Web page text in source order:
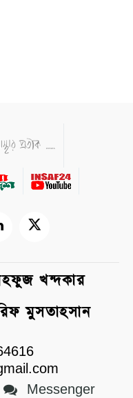
খন্দকার
মুসতাহসান
Messenger